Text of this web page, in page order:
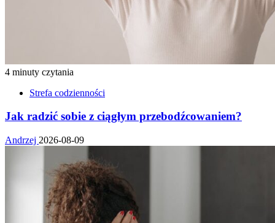
4 minuty czytania
Strefa codzienności
Jak radzić sobie z ciągłym przebodźcowaniem?
Andrzej 2026-08-09